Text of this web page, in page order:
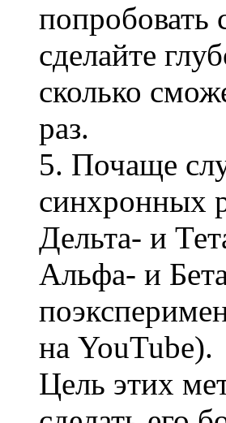
попробовать
сделайте
сколько
раз.
5. Почаще
синхронных
Дельта- и
Альфа- и
на YouTube).
Цель этих